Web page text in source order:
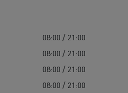
08:00 / 21:00
08:00 / 21:00
08:00 / 21:00
08:00 / 21:00